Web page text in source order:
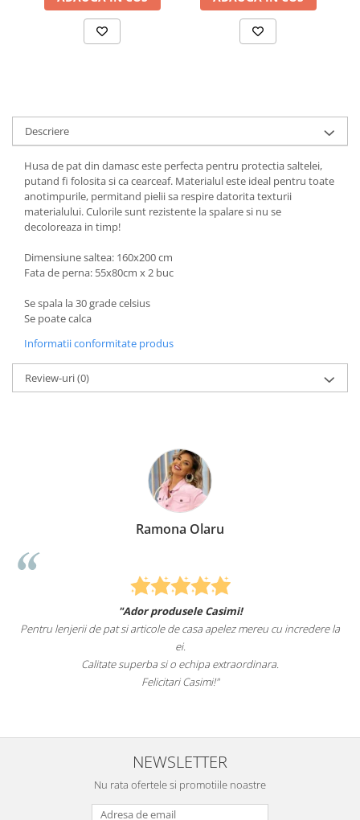
Descriere
Husa de pat din damasc este perfecta pentru protectia saltelei,
putand fi folosita si ca cearceaf. Materialul este ideal pentru toate
anotimpurile, permitand pielii sa respire datorita texturii
materialului. Culorile sunt rezistente la spalare si nu se
decoloreaza in timp!
Dimensiune saltea: 160x200 cm
Fata de perna: 55x80cm x 2 buc
Se spala la 30 grade celsius
Se poate calca
Informatii conformitate produs
Review-uri(0)
Ramona Olaru
"Ador produsele Casimi!
Pentru lenjerii de pat si articole de casa apelez mereu cu incredere la
ei.
Calitate superba si o echipa extraordinara.
Felicitari Casimi!"
NEWSLETTER
Nu rata ofertele si promotiile noastre